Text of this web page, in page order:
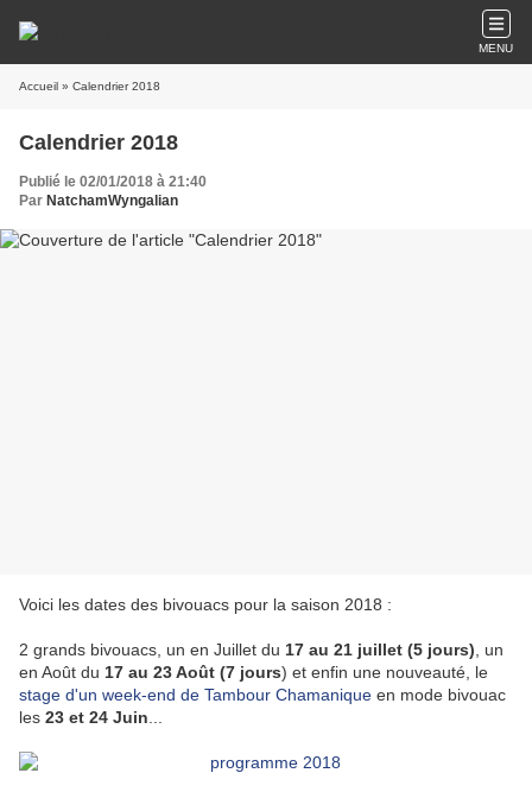
MENU
Accueil » Calendrier 2018
Calendrier 2018
Publié le 02/01/2018 à 21:40
Par NatchamWyngalian
Voici les dates des bivouacs pour la saison 2018 :
2 grands bivouacs, un en Juillet du 17 au 21 juillet (5 jours) , un
en Août du 17 au 23 Août (7 jours) et enfin une nouveauté, le
stage d'un week-end de Tambour Chamanique en mode bivouac
les 23 et 24 Juin